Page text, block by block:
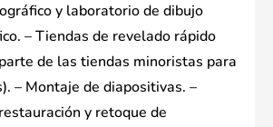
y laboratorio de dibujo
– Tiendas de revelado rápido
de las tiendas minoristas para
– Montaje de diapositivas. –
y retoque de